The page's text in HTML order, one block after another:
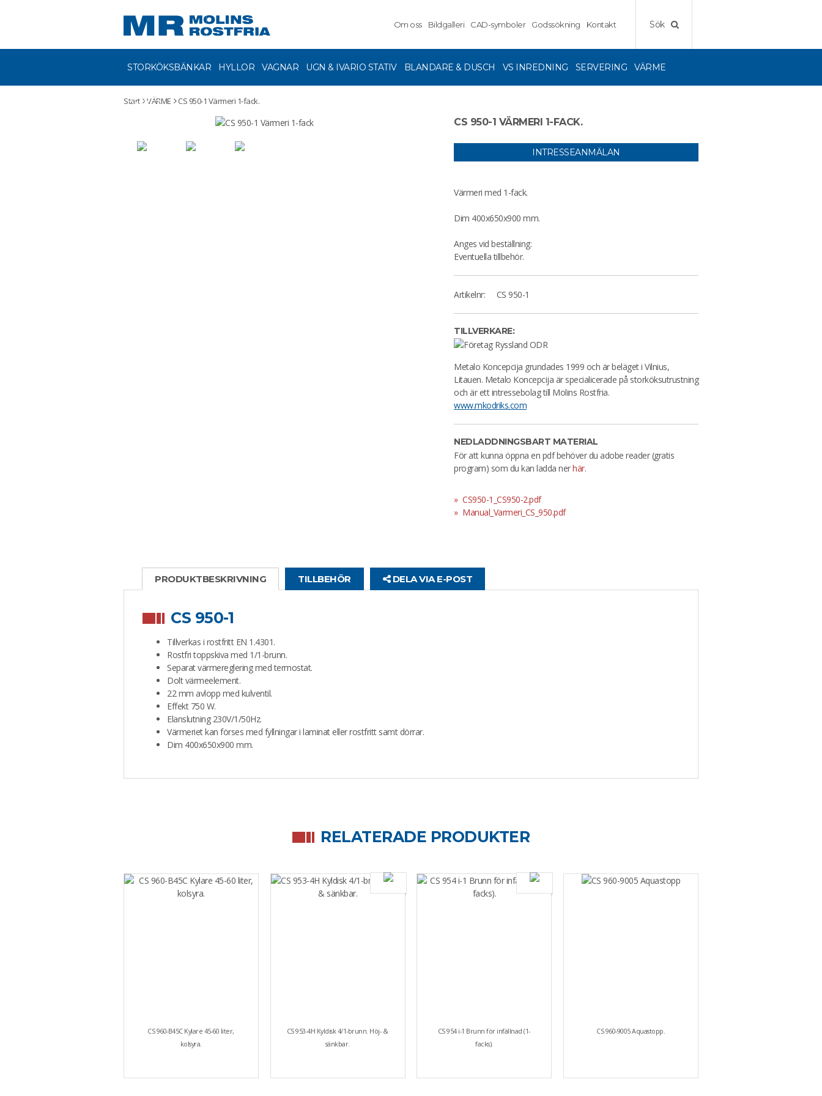
Om oss Bildgalleri CAD-symboler Godssökning Kontakt Sök
STORKÖKSBÄNKAR HYLLOR VAGNAR UGN & IVARIO STATIV BLANDARE & DUSCH VS INREDNING SERVERING VÄRME
ÖVRIGT
Start VÄRME CS 950-1 Värmeri 1-fack.
CS 950-1 VÄRMERI 1-FACK.
INTRESSEANMÄLAN
Värmeri med 1-fack.
Dim 400x650x900 mm.
Anges vid beställning:
Eventuella tillbehör.
Artikelnr: CS 950-1
TILLVERKARE:
Metalo Koncepcija grundades 1999 och är beläget i Vilnius,
Litauen. Metalo Koncepcija är specialicerade på storköksutrustning
och är ett intressebolag till Molins Rostfria.
www.mkodriks.com
NEDLADDNINGSBART MATERIAL
För att kunna öppna en pdf behöver du adobe reader (gratis
program) som du kan ladda nerhär.
CS950-1_CS950-2.pdf
Manual_Varmeri_CS_950.pdf
PRODUKTBESKRIVNING TILLBEHÖR DELA VIA E-POST
CS 950-1
Tillverkas i rostfritt EN 1.4301.
Rostfri toppskiva med 1/1-brunn.
Separat värmereglering med termostat.
Dolt värmeelement.
22 mm avlopp med kulventil.
Effekt 750 W.
Elanslutning 230V/1/50Hz.
Värmeriet kan förses med fyllningar i laminat eller rostfritt samt dörrar.
Dim 400x650x900 mm.
RELATERADE PRODUKTER
CS 960-B45C Kylare 45-60 liter,
kolsyra.
CS 953-4H Kyldisk 4/1-brunn. Höj- &
sänkbar.
CS 954 i-1 Brunn för infällnad (1-
facks).
CS 960-9005 Aquastopp.